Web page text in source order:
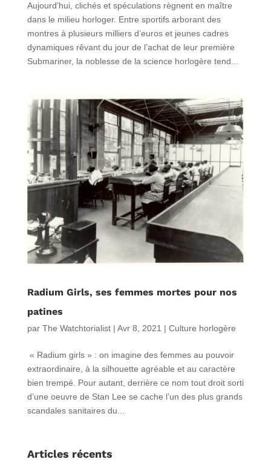
Aujourd’hui, clichés et spéculations règnent en maître
dans le milieu horloger. Entre sportifs arborant des
montres à plusieurs milliers d’euros et jeunes cadres
dynamiques rêvant du jour de l’achat de leur première
Submariner, la noblesse de la science horlogère tend...
Radium Girls, ses femmes mortes pour nos
patines
par The Watchtorialist| Avr 8, 2021 | Culture horlogère
« Radium girls » : on imagine des femmes au pouvoir
extraordinaire, à la silhouette agréable et au caractère
bien trempé. Pour autant, derrière ce nom tout droit sorti
d’une oeuvre de Stan Lee se cache l’un des plus grands
scandales sanitaires du...
Articles récents